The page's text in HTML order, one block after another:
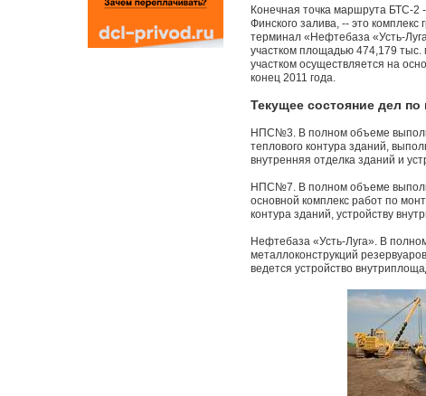
Конечная точка маршрута БТС-2
Финского залива, -- это
терминал «Нефтебаза «Усть-
участком площадью 474,179 тыс.
участком осуществляется на
конец 2011 года.
Текущее состояние дел
НПС№3. В полном объеме
теплового контура зданий,
внутренняя отделка зданий и
НПС№7. В полном объеме
основной комплекс работ по
контура зданий, устройству
Нефтебаза «Усть-Луга». В
металлоконструкций
ведется устройство